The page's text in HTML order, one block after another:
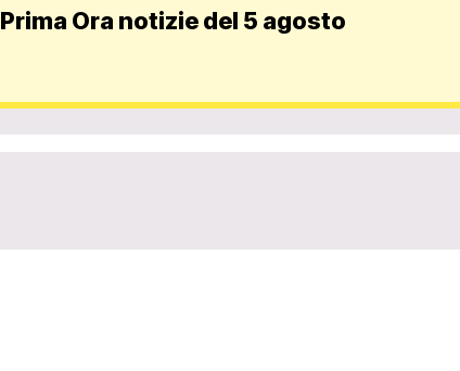
Prima Ora notizie del 5 agosto